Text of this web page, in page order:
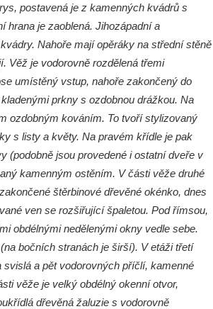
postavená je z kamenných kvádrů s
hrana je zaoblená. Jihozápadní a
Nahoře mají opěráky na střední stěně
Věž je vodorovně rozdělená třemi
umístěný vstup, nahoře zakončený do
prkny s ozdobnou drážkou. Na
ozdobným kováním. To tvoří stylizovaný
s listy a květy. Na pravém křídle je pak
(podobně jsou provedené i ostatní dveře v
kamenným ostěním. V části věže druhé
štěrbinové dřevěné okénko, dnes
ven se rozšiřující špaletou. Pod římsou,
obdélnými nedělenými okny vedle sebe.
bočních stranách je širší). V etáži třetí
svislá a pět vodorovných příčlí, kamenné
věže je velký obdélný okenní otvor,
dřevěná žaluzie s vodorovně